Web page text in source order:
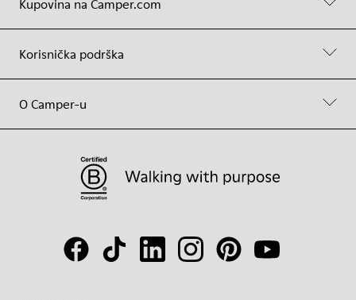
Kupovina na Camper.com
Korisnička podrška
O Camper-u